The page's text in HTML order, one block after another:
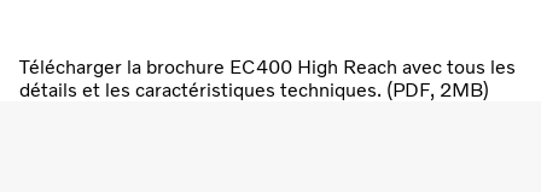
Télécharger la brochure EC400 High Reach avec tous les
détails et les caractéristiques techniques. (PDF, 2MB)